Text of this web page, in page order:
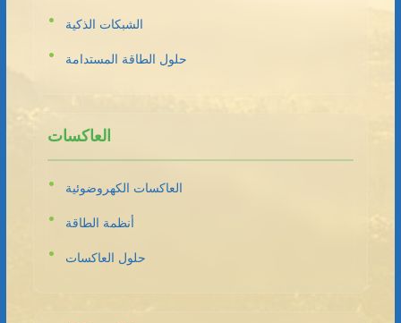
الشبكات الذكية
حلول الطاقة المستدامة
العاكسات
العاكسات الكهروضوئية
أنظمة الطاقة
حلول العاكسات